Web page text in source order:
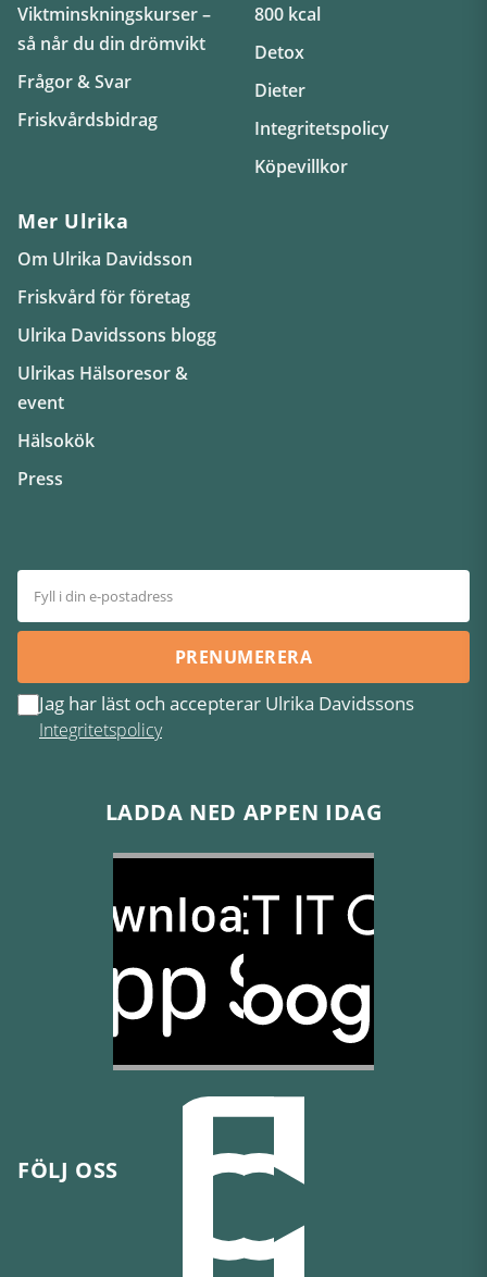
Viktminskningskurser –
så når du din drömvikt
Frågor & Svar
Friskvårdsbidrag
800 kcal
Detox
Dieter
Integritetspolicy
Köpevillkor
Mer Ulrika
Om Ulrika Davidsson
Friskvård för företag
Ulrika Davidssons blogg
Ulrikas Hälsoresor &
event
Hälsokök
Press
PRENUMERERA
Jag har läst och accepterar Ulrika Davidssons
Integritetspolicy
LADDA NED APPEN IDAG
FÖLJ OSS